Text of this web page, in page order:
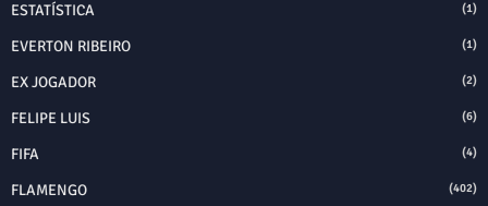
ESTATÍSTICA (1)
EVERTON RIBEIRO (1)
EX JOGADOR (2)
FELIPE LUIS (6)
FIFA (4)
FLAMENGO (402)